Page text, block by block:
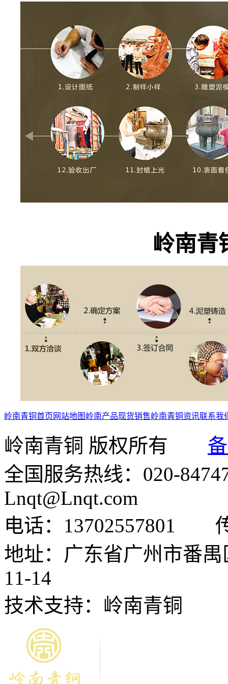
岭南青
岭南青铜首页 网站地图 岭南产品现货销售岭南青铜资讯联系我
岭南青铜 版权所有
全国服务热线：020-
Lnqt@Lnqt.com
电话：13702557801
地址：广东省广州市番
11-14
技术支持：岭南青铜